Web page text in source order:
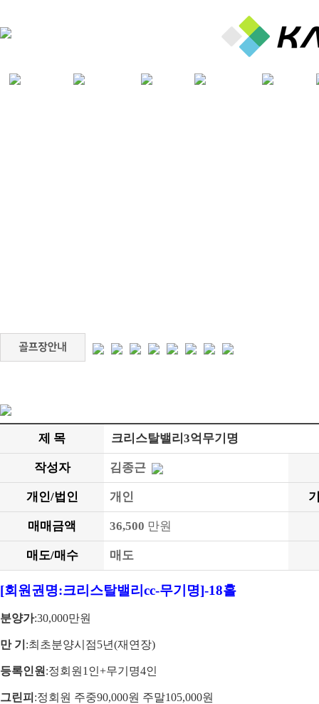
제 목 크리스탈밸리3억무기명
작성자 김종근
개인/법인 개인
매매금액 36,500 만원
매도/매수 매도
[회원권명:크리스탈밸리 cc-무기명]-18홀
분양가:30,000만원
만 기 :최초분양시점5년(재연장)
등록인원 :정회원 1 인+무기명4인
그린피 :정회원 주중90,000원 주말105,000원